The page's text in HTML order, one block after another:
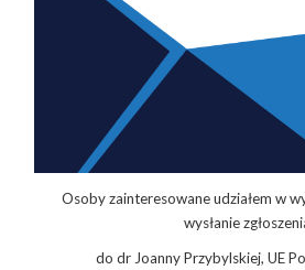
Osoby zainteresowane udziałem w
wysłanie
do dr Joanny Przybylskiej, UE